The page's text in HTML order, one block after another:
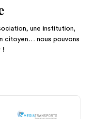
une institution,
citoyen… nous pouvons
!